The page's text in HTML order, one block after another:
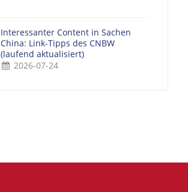
Interessanter Content in Sachen
China: Link-Tipps des CNBW
(laufend aktualisiert)
2026-07-24